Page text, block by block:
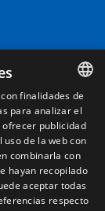
100
SPANISH
ENGLISH
FRENCH
ITALIAN
finalidades de
para analizar el
publicidad
de la web con
combinarla con
hayan recopilado
aceptar todas
respecto